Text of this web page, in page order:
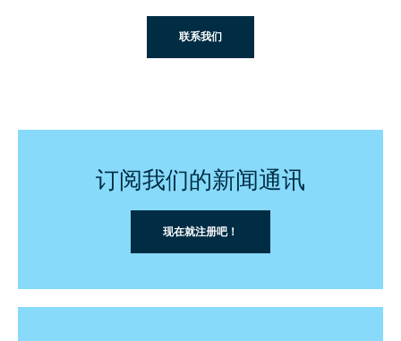
联系我们
订阅我们的新闻通讯
现在就注册吧！